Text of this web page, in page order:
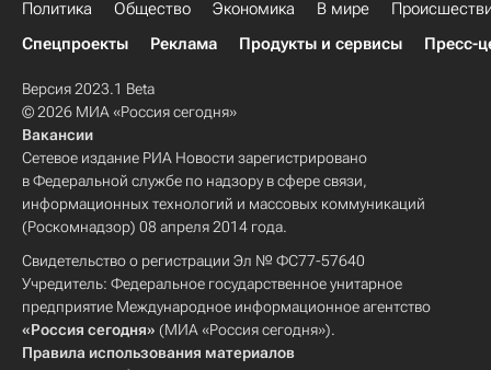
Политика Общество Экономика В мире
Спецпроекты
Реклама Продукты и сервисы Пресс-
Версия 2023.1 Beta
© 2026 МИА «Россия сегодня»
Вакансии
Сетевое издание РИА Новости зарегистрировано
в Федеральной службе по надзору в сфере связи,
информационных технологий и массовых коммуникаций
(Роскомнадзор) 08 апреля 2014 года.
Свидетельство о регистрации Эл № ФС77-57640
Учредитель: Федеральное государственное унитарное
предприятие Международное информационное агентство
«Россия сегодня» (МИА «Россия сегодня»).
Правила использования материалов